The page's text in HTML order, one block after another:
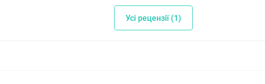
Усі рецензії (1)